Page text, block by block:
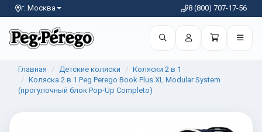
г. Москва 8 (800) 707-17-56
Главная Детские коляски
Коляски 2 в 1
Коляска 2 в 1 Peg Perego Book Plus XL Modular System
(прогулочный блок Pop-Up Completo)